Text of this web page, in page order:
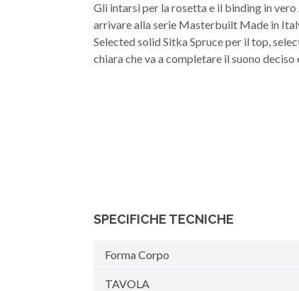
Gli intarsi per la rosetta e il binding in
arrivare alla serie Masterbuilt Made in
Selected solid Sitka Spruce per il top,
chiara che va a completare il suono
SPECIFICHE TECNICHE
Forma Corpo
TAVOLA